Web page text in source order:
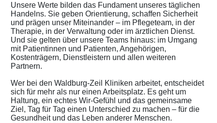
Unsere Werte bilden das Fundament unseres täglichen
Handelns. Sie geben Orientierung, schaffen Sicherheit
und prägen unser Miteinander – im Pflegeteam, in der
Therapie, in der Verwaltung oder im ärztlichen Dienst.
Und sie gelten über unsere Teams hinaus: im Umgang
mit Patientinnen und Patienten, Angehörigen,
Kostenträgern, Dienstleistern und allen weiteren
Partnern.
Wer bei den Waldburg-Zeil Kliniken arbeitet, entscheidet
sich für mehr als nur einen Arbeitsplatz. Es geht um
Haltung, ein echtes Wir-Gefühl und das gemeinsame
Ziel, Tag für Tag einen Unterschied zu machen – für die
Gesundheit und das Leben anderer Menschen.